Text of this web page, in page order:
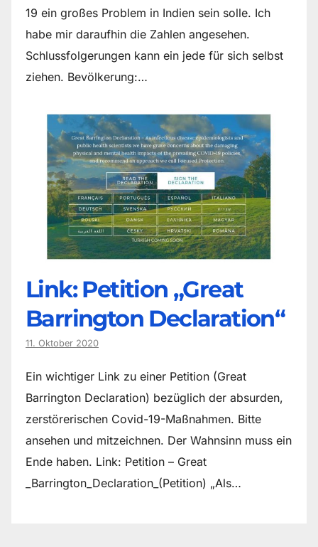
19 ein großes Problem in Indien sein solle. Ich
habe mir daraufhin die Zahlen angesehen.
Schlussfolgerungen kann ein jede für sich selbst
ziehen. Bevölkerung:…
Link: Petition „Great
Barrington Declaration“
11. Oktober 2020
Ein wichtiger Link zu einer Petition (Great
Barrington Declaration) bezüglich der absurden,
zerstörerischen Covid-19-Maßnahmen. Bitte
ansehen und mitzeichnen. Der Wahnsinn muss ein
Ende haben. Link: Petition – Great
_Barrington_Declaration_(Petition) „Als…